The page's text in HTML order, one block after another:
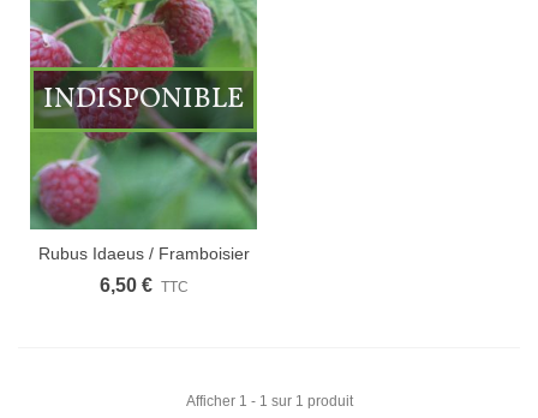
INDISPONIBLE
Rubus Idaeus / Framboisier
6,50 € TTC
Afficher 1 - 1 sur 1 produit